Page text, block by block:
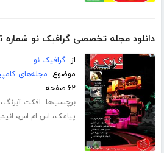
دانلود مجله تخصصی گرافیک نو شماره 26
از:گرافیک نو
موضوع: مجله‌های
۶۲ صفحه
برچسب‌ها: افکت آبرنگ
پیامک، اس ام اس،